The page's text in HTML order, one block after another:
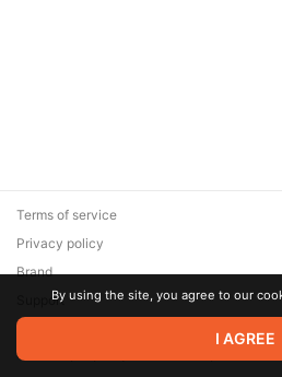
© 2026 Zaya Solutions Limited. All
are the property of their respective
Terms of service
Privacy policy
Brand
SupportBy using the site, you agree to our
I AGREE